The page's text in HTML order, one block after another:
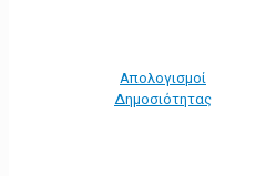
Απολογισμοί
Δημοσιότητας